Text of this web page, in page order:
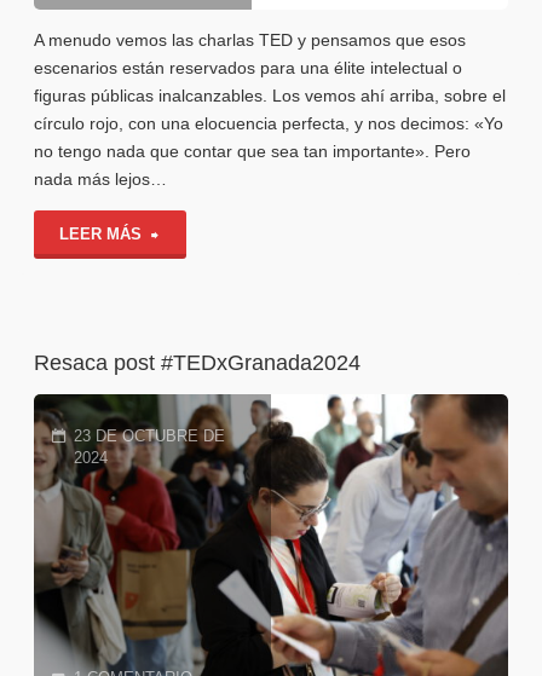
A menudo vemos las charlas TED y pensamos que esos
escenarios están reservados para una élite intelectual o
figuras públicas inalcanzables. Los vemos ahí arriba, sobre el
círculo rojo, con una elocuencia perfecta, y nos decimos: «Yo
no tengo nada que contar que sea tan importante». Pero
nada más lejos…
LEER MÁS
de
transformar
el
mundo?
Entonces,
TÚ
Resaca post #TEDxGranada2024
23 DE OCTUBRE DE
2024